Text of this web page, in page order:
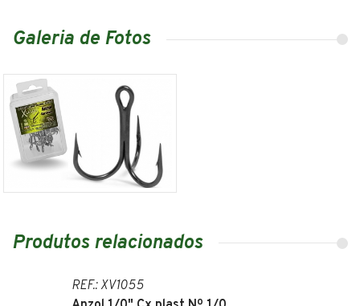
Galeria de Fotos
Produtos relacionados
REF.: XV1055